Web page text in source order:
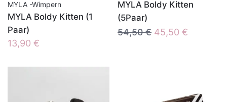
MYLA -Wimpern
MYLA Boldy Kitten (1
Paar)
13,90 €
MYLA Boldy Kitten
(5Paar)
54,50€ Ursprünglicher
45,50 €